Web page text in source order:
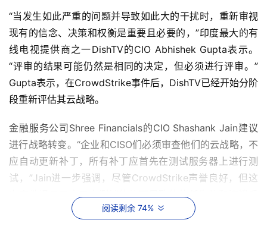
“当发生如此严重的问题并导致如此大的干扰时，重新审视
现有的信念、决策和权衡是重要且必要的，”印度最大的有
线电视提供商之一DishTV的CIO Abhishek Gupta表示。
“评审的结果可能仍然是相同的决定，但必须进行评审。”
Gupta表示，在CrowdStrike事件后，DishTV已经开始分阶
段重新评估其云战略。
金融服务公司Shree Financials的CIO Shashank Jain建议
进行战略转变。“企业和CISO们必须审查他们的云战略，不
应自动更新补丁，所有补丁应首先在测试服务器上进行测
试，”Jain进一步强调，尽管CrowdStrike声誉良好，但这
次事件揭示了由于未测试的补丁导致的信任失效和连锁反
阅读剩余 74%